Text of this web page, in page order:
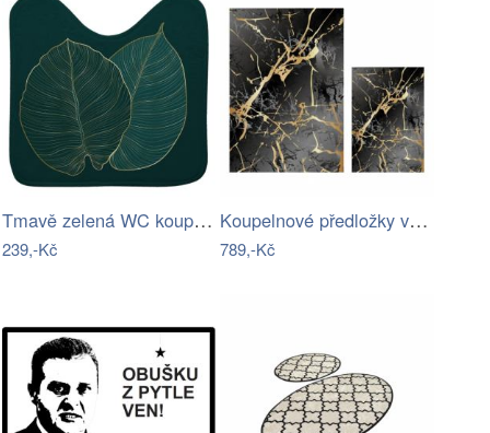
Tmavě zelená WC koupelnová předložka…
239,-Kč
Koupelnové předložky v černo- zlaté…
789,-Kč